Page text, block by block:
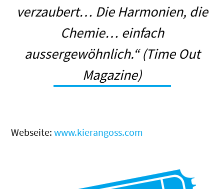
verzaubert… Die Harmonien, die
Chemie… einfach
aussergewöhnlich.“(Time Out
Magazine)
Webseite:www.kierangoss.com